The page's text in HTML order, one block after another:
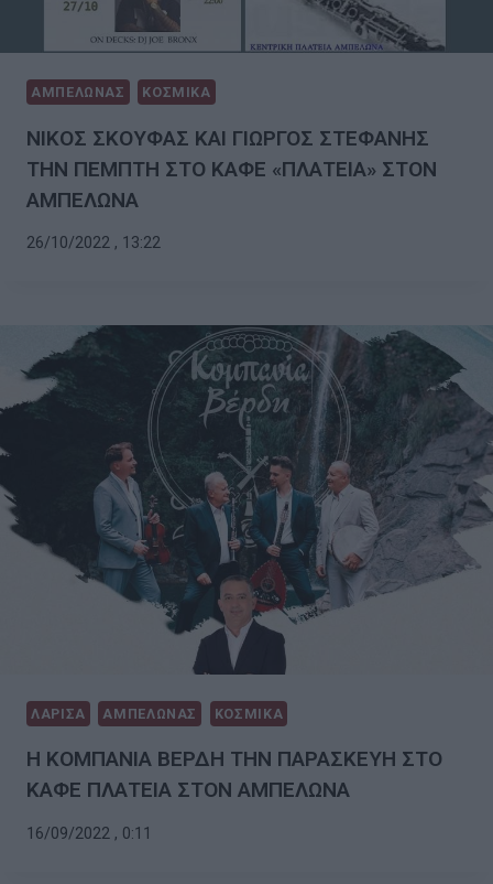
ΑΜΠΕΛΩΝΑΣ ΚΟΣΜΙΚΑ
ΝΙΚΟΣ ΣΚΟΥΦΑΣ ΚΑΙ ΓΙΩΡΓΟΣ ΣΤΕΦΑΝΗΣ
ΤΗΝ ΠΕΜΠΤΗ ΣΤΟ ΚΑΦΕ «ΠΛΑΤΕΙΑ» ΣΤΟΝ
ΑΜΠΕΛΩΝΑ
26/10/2022 , 13:22
ΛΑΡΙΣΑ ΑΜΠΕΛΩΝΑΣ ΚΟΣΜΙΚΑ
Η ΚΟΜΠΑΝΙΑ ΒΕΡΔΗ ΤΗΝ ΠΑΡΑΣΚΕΥΗ ΣΤΟ
ΚΑΦΕ ΠΛΑΤΕΙΑ ΣΤΟΝ ΑΜΠΕΛΩΝΑ
16/09/2022 , 0:11